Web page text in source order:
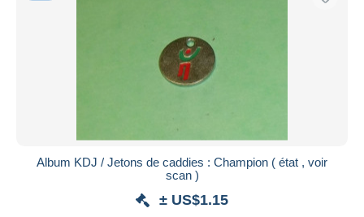
Album KDJ / Jetons de caddies : Champion ( état , voir
scan )
± US$1.15